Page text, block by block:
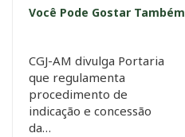
Você Pode Gostar Também
CGJ-AM divulga Portaria
que regulamenta
procedimento de
indicação e concessão
da…